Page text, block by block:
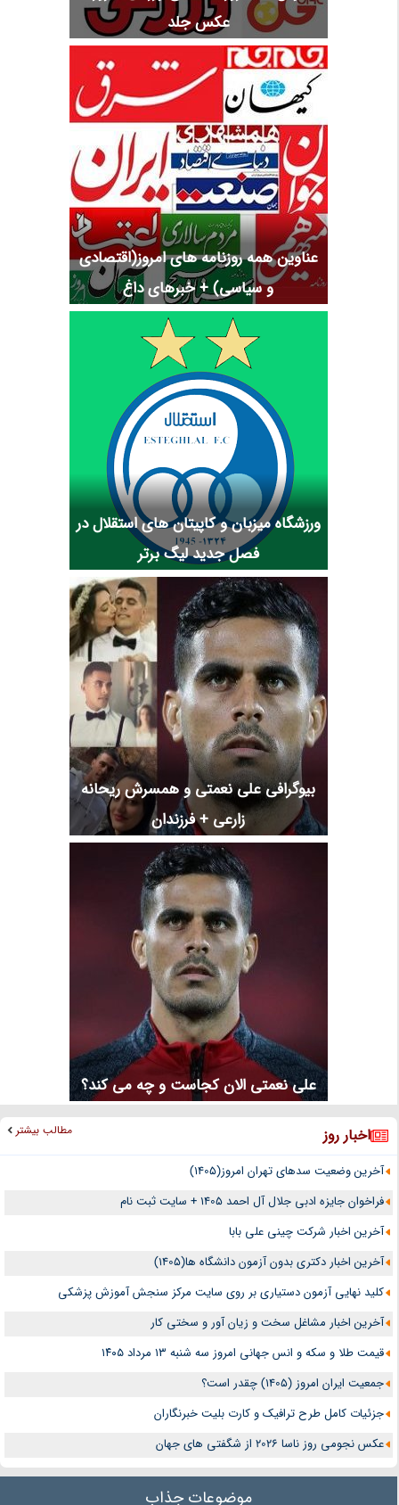
عکس جلد
عناوین همه روزنامه های امروز(اقتصادی
و سیاسی) + خبرهای داغ
ورزشگاه میزبان و کاپیتان های استقلال در
فصل جدید لیگ برتر
بیوگرافی علی نعمتی و همسرش ریحانه
زارعی + فرزندان
علی نعمتی الان کجاست و چه می کند؟
اخبار روز مطالب بیشتر
آخرین وضعیت سدهای تهران امروز(1405)
فراخوان جایزه ادبی جلال آل احمد 1405 + سایت ثبت نام
آخرین اخبار شرکت چینی علی بابا
آخرین اخبار دکتری بدون آزمون دانشگاه ها(1405)
کلید نهایی آزمون دستیاری بر روی سایت مرکز سنجش آموزش پزشکی
آخرین اخبار مشاغل سخت و زیان آور و سختی کار
قیمت طلا و سکه و انس جهانی امروز سه شنبه ۱۳ مرداد ۱۴۰۵
جمعیت ایران امروز (1405) چقدر است؟
جزئیات کامل طرح ترافیک و کارت بلیت خبرنگاران
عکس نجومی روز ناسا 2026 از شگفتی های جهان
موضوعات جذاب